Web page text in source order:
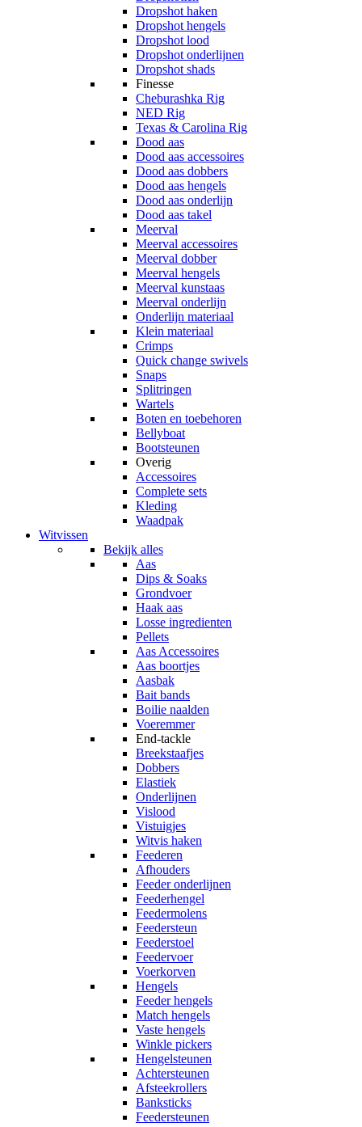
Dropshot haken
Dropshot hengels
Dropshot lood
Dropshot onderlijnen
Dropshot shads
Finesse
Cheburashka Rig
NED Rig
Texas & Carolina Rig
Dood aas
Dood aas accessoires
Dood aas dobbers
Dood aas hengels
Dood aas onderlijn
Dood aas takel
Meerval
Meerval accessoires
Meerval dobber
Meerval hengels
Meerval kunstaas
Meerval onderlijn
Onderlijn materiaal
Klein materiaal
Crimps
Quick change swivels
Snaps
Splitringen
Wartels
Boten en toebehoren
Bellyboat
Bootsteunen
Overig
Accessoires
Complete sets
Kleding
Waadpak
Witvissen
Bekijk alles
Aas
Dips & Soaks
Grondvoer
Haak aas
Losse ingredienten
Pellets
Aas Accessoires
Aas boortjes
Aasbak
Bait bands
Boilie naalden
Voeremmer
End-tackle
Breekstaafjes
Dobbers
Elastiek
Onderlijnen
Vislood
Vistuigjes
Witvis haken
Feederen
Afhouders
Feeder onderlijnen
Feederhengel
Feedermolens
Feedersteun
Feederstoel
Feedervoer
Voerkorven
Hengels
Feeder hengels
Match hengels
Vaste hengels
Winkle pickers
Hengelsteunen
Achtersteunen
Afsteekrollers
Banksticks
Feedersteunen